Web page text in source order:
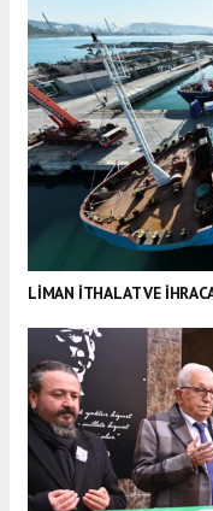
LİMAN İTHALAT VE